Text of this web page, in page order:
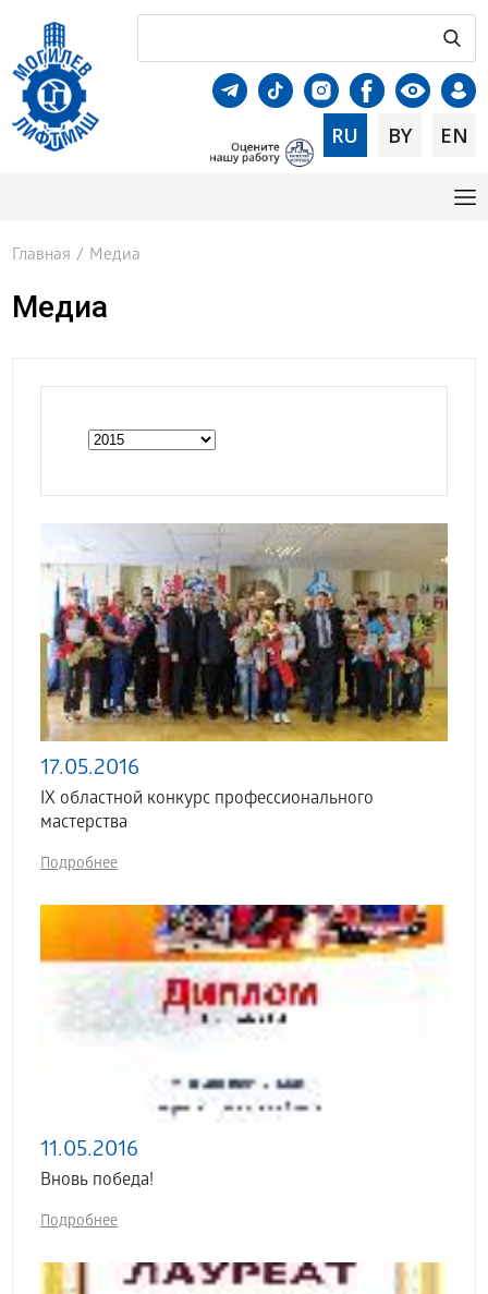
RU BY EN
Главная / Медиа
Медиа
17.05.2016
IX областной конкурс профессионального
мастерства
Подробнее
11.05.2016
Вновь победа!
Подробнее